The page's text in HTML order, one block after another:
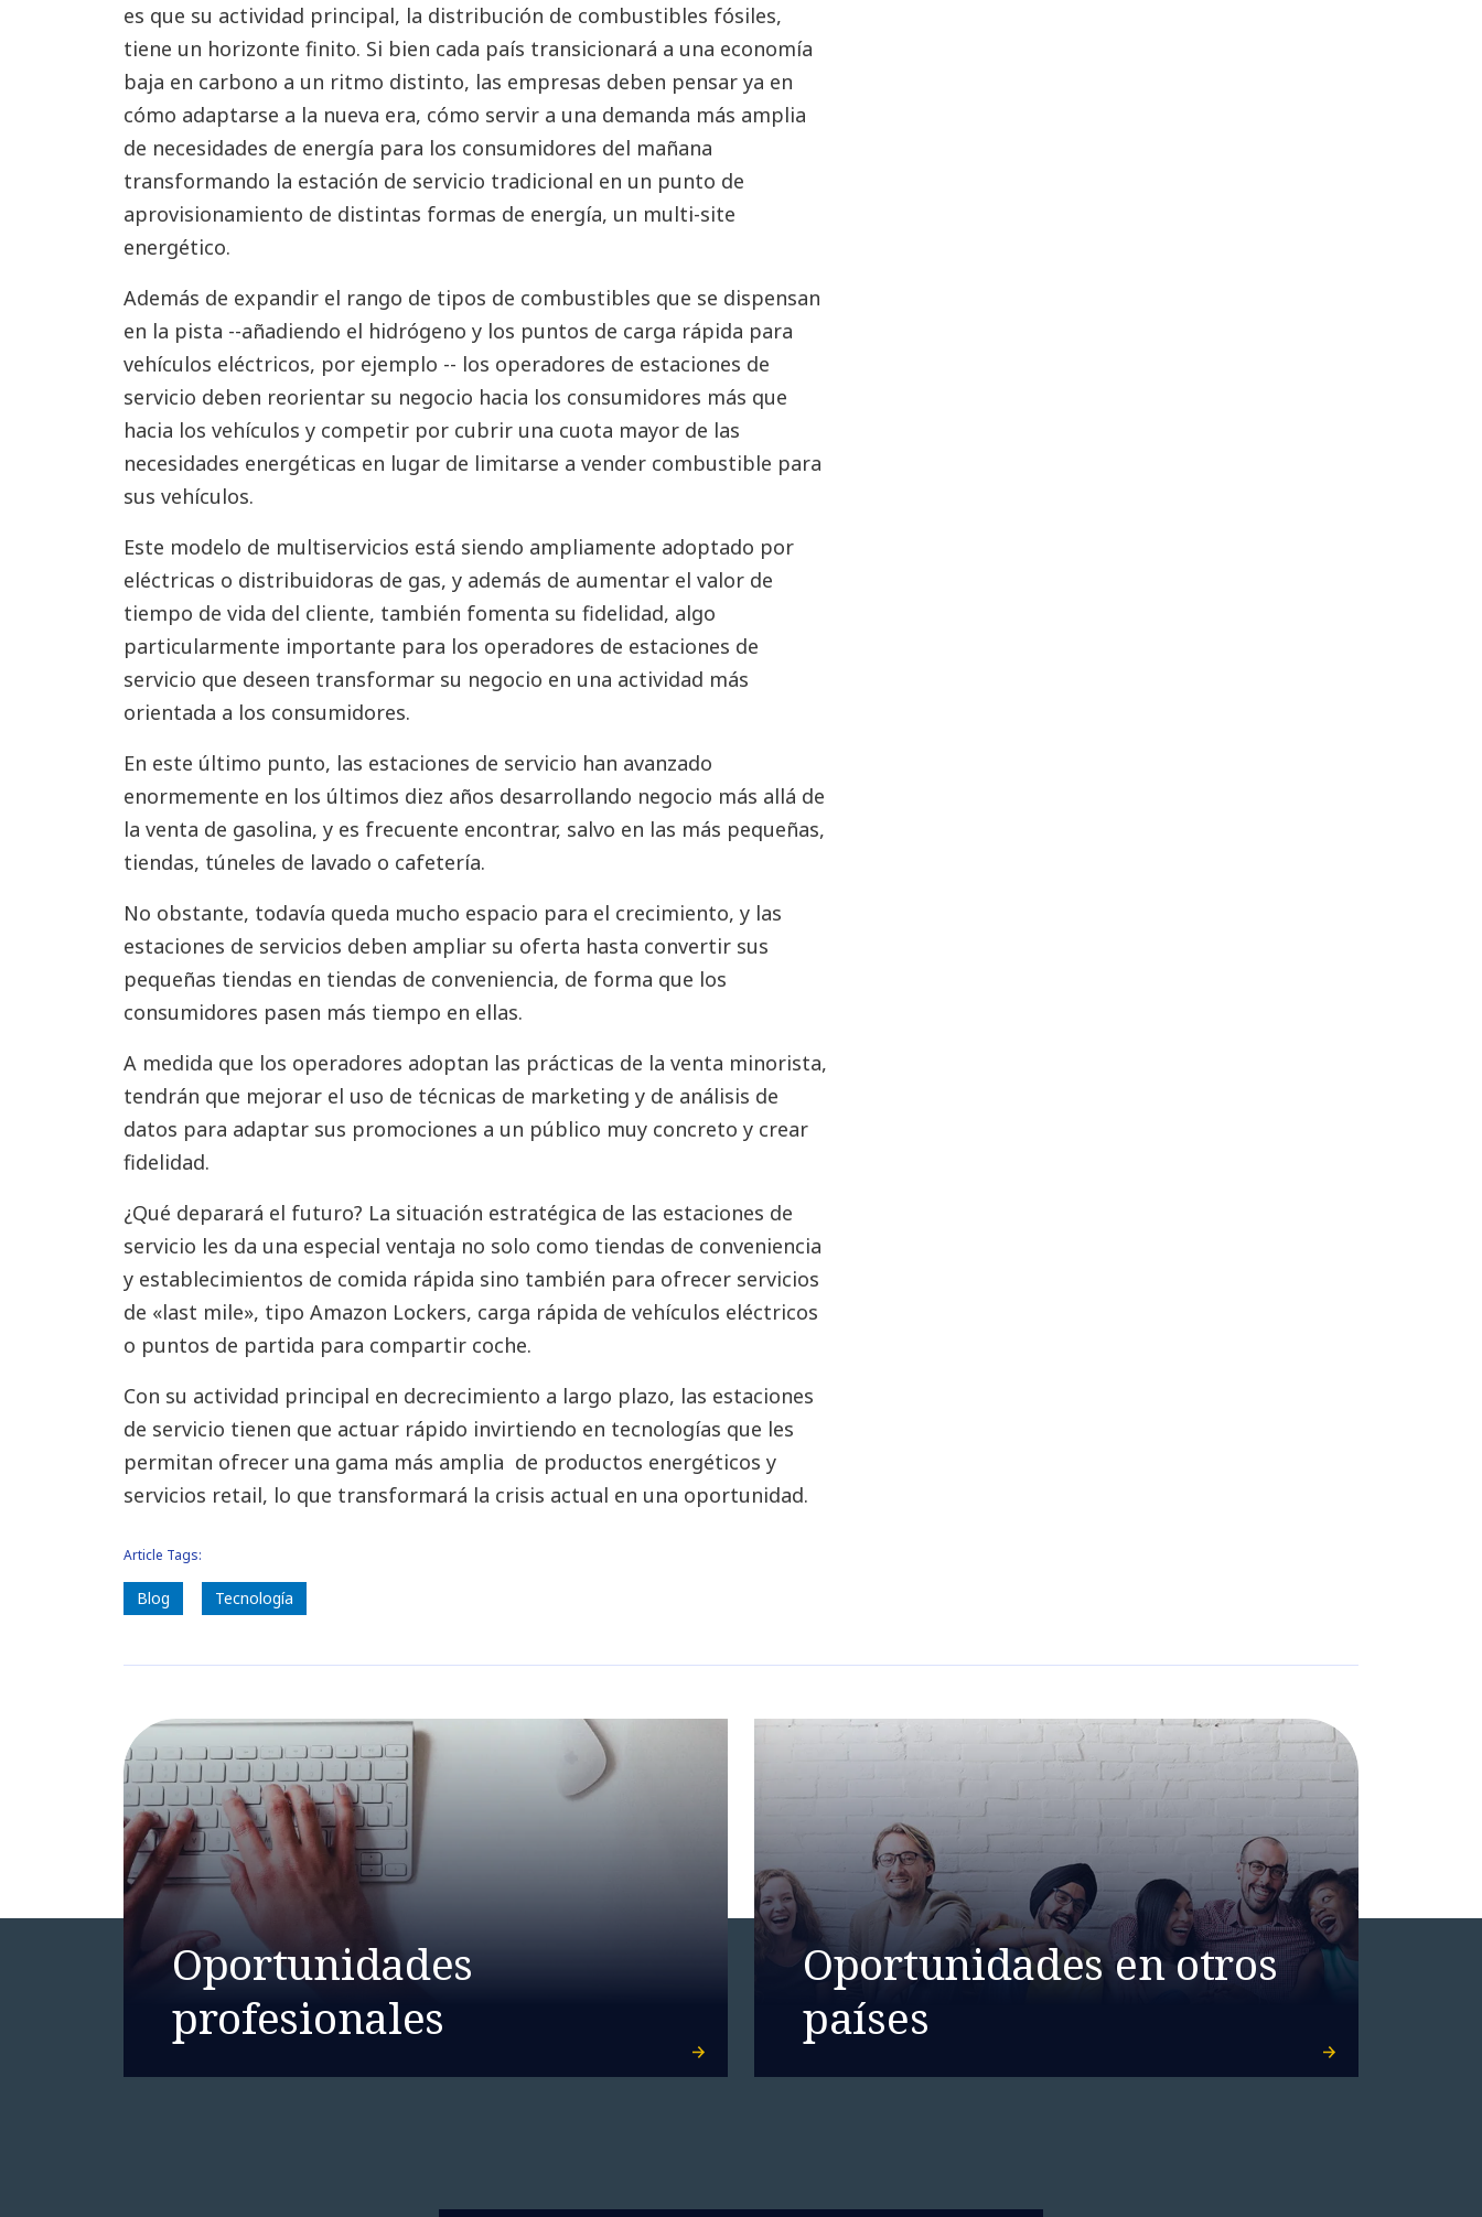
es que su actividad principal, la distribución de combustibles fósiles,
tiene un horizonte finito. Si bien cada país transicionará a una economía
baja en carbono a un ritmo distinto, las empresas deben pensar ya en
cómo adaptarse a la nueva era, cómo servir a una demanda más amplia
de necesidades de energía para los consumidores del mañana
transformando la estación de servicio tradicional en un punto de
aprovisionamiento de distintas formas de energía, un multi-site
energético.
Además de expandir el rango de tipos de combustibles que se dispensan
en la pista --añadiendo el hidrógeno y los puntos de carga rápida para
vehículos eléctricos, por ejemplo -- los operadores de estaciones de
servicio deben reorientar su negocio hacia los consumidores más que
hacia los vehículos y competir por cubrir una cuota mayor de las
necesidades energéticas en lugar de limitarse a vender combustible para
sus vehículos.
Este modelo de multiservicios está siendo ampliamente adoptado por
eléctricas o distribuidoras de gas, y además de aumentar el valor de
tiempo de vida del cliente, también fomenta su fidelidad, algo
particularmente importante para los operadores de estaciones de
servicio que deseen transformar su negocio en una actividad más
orientada a los consumidores.
En este último punto, las estaciones de servicio han avanzado
enormemente en los últimos diez años desarrollando negocio más allá de
la venta de gasolina, y es frecuente encontrar, salvo en las más pequeñas,
tiendas, túneles de lavado o cafetería.
No obstante, todavía queda mucho espacio para el crecimiento, y las
estaciones de servicios deben ampliar su oferta hasta convertir sus
pequeñas tiendas en tiendas de conveniencia, de forma que los
consumidores pasen más tiempo en ellas.
A medida que los operadores adoptan las prácticas de la venta minorista,
tendrán que mejorar el uso de técnicas de marketing y de análisis de
datos para adaptar sus promociones a un público muy concreto y crear
fidelidad.
¿Qué deparará el futuro? La situación estratégica de las estaciones de
servicio les da una especial ventaja no solo como tiendas de conveniencia
y establecimientos de comida rápida sino también para ofrecer servicios
de «last mile», tipo Amazon Lockers, carga rápida de vehículos eléctricos
o puntos de partida para compartir coche.
Con su actividad principal en decrecimiento a largo plazo, las estaciones
de servicio tienen que actuar rápido invirtiendo en tecnologías que les
permitan ofrecer una gama más amplia de productos energéticos y
servicios retail, lo que transformará la crisis actual en una oportunidad.
Article Tags:
Blog Tecnología
Oportunidades
profesionales
Oportunidades en otros
países